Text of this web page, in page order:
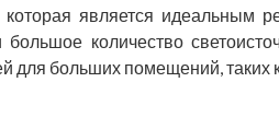
которая является
количество
для больших помещений, таких